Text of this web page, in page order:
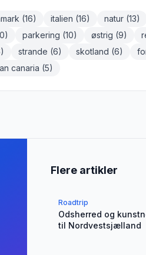
(16) italien (16) natur (13)
) parkering (10) østrig (9)
) strande (6) skotland (6)
canaria (5)
Flere artikler
Roadtrip
Odsherred og
til Nordvestsjælland